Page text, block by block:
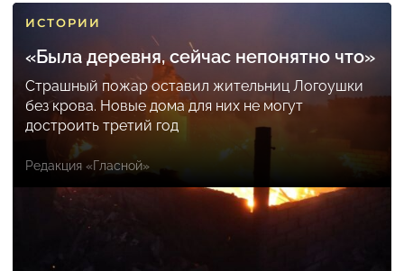
ИСТОРИИ
«Была деревня, сейчас непонятно что»
Страшный пожар оставил жительниц Логоушки
без крова. Новые дома для них не могут
достроить третий год
Редакция «Гласной»